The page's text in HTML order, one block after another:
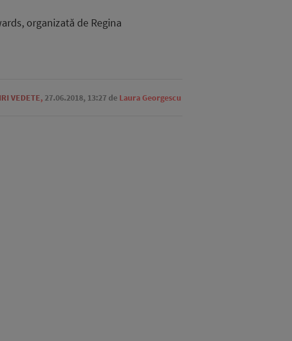
organizată de Regina
VEDETE, 27.06.2018, 13:27 de Laura Georgescu